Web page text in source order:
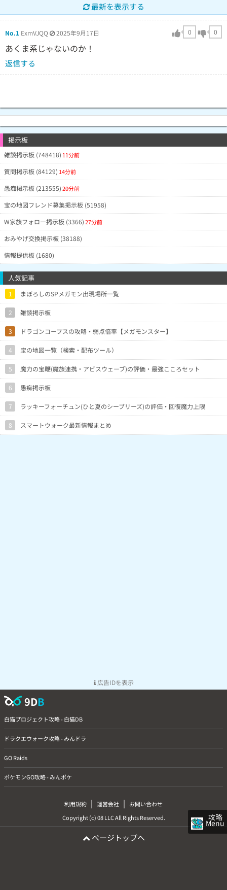
最新を表示する
No.1 ExmVJQQ 2025年9月17日 0 0
あくま系じゃないのか！
返信する
攻略
Menu
掲示板
雑談掲示板 (748418) 11分前
質問掲示板 (84129) 14分前
愚痴掲示板 (213555)20分前
宝の地図フレンド募集掲示板 (51958)
W家族フォロー掲示板 (3366)27分前
おみやげ交換掲示板 (38188)
情報提供板 (1680)
人気記事
1 まぼろしのSPメガモン出現場所一覧
2 雑談掲示板
3 ドラゴンコープスの攻略・弱点倍率【メガモンスター】
4 宝の地図一覧（検索・配布ツール）
5 魔力の宝鞭(魔族連携・アビスウェーブ)の評価・最強こころセット
6 愚痴掲示板
7 ラッキーフォーチュン(ひと夏のシーブリーズ)の評価・回復魔力上限
8 スマートウォーク最新情報まとめ
広告IDを表示
9DB
白猫プロジェクト攻略 - 白猫DB
ドラクエウォーク攻略 - みんドラ
GO Raids
ポケモンGO攻略 - みんポケ
利用規約 | 運営会社 |
お問い合わせ
Copyright (c) 08 LLC All Rights Reserved.
ページトップへ